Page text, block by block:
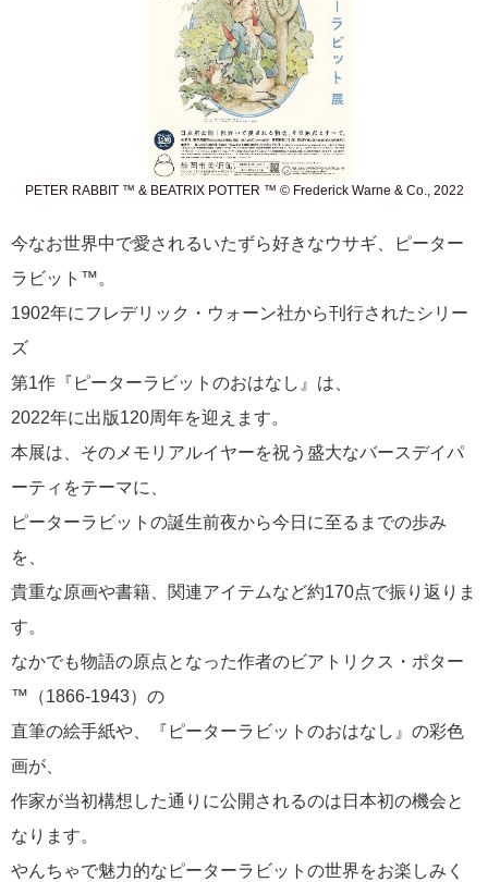
PETER RABBIT ™ & BEATRIX POTTER ™ © Frederick Warne & Co., 2022
今なお世界中で愛されるいたずら好きなウサギ、ピーター
ラビット™。
1902年にフレデリック・ウォーン社から刊行されたシリー
ズ
第1作『ピーターラビットのおはなし』は、
2022年に出版120周年を迎えます。
本展は、そのメモリアルイヤーを祝う盛大なバースデイパ
ーティをテーマに、
ピーターラビットの誕生前夜から今日に至るまでの歩み
を、
貴重な原画や書籍、関連アイテムなど約170点で振り返りま
す。
なかでも物語の原点となった作者のビアトリクス・ポター
™（1866-1943）の
直筆の絵手紙や、『ピーターラビットのおはなし』の彩色
画が、
作家が当初構想した通りに公開されるのは日本初の機会と
なります。
やんちゃで魅力的なピーターラビットの世界をお楽しみく